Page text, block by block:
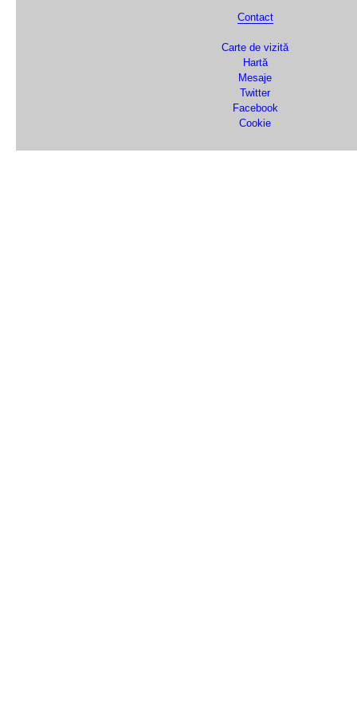
Contact
Carte de vizită
Hartă
Mesaje
Twitter
Facebook
Cookie